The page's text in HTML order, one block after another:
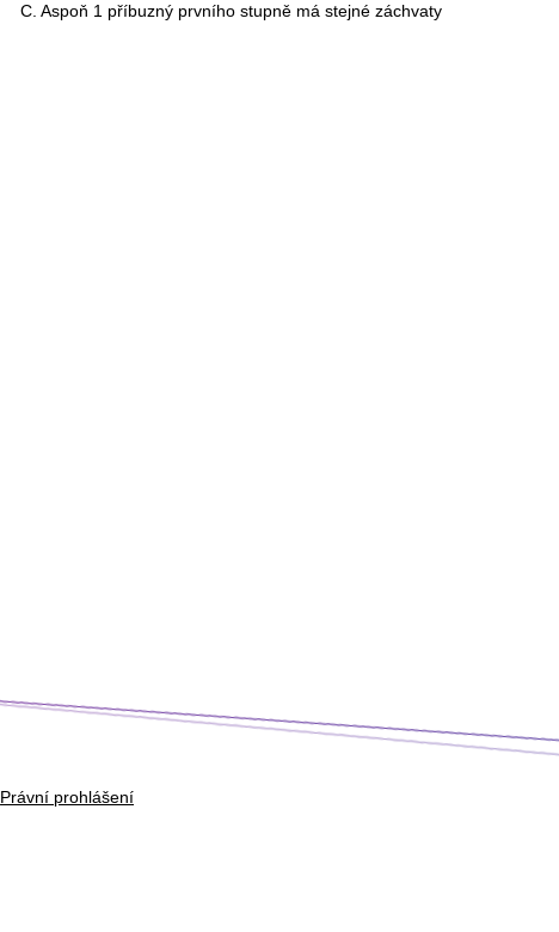
C. Aspoň 1 příbuzný prvního stupně má stejné záchvaty
Právní prohlášení